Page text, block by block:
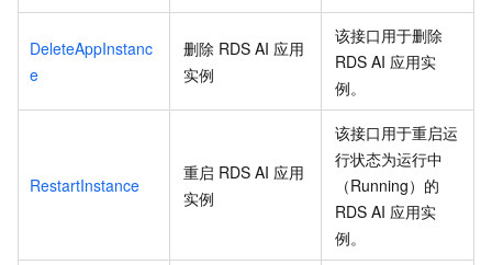
DeleteAppInstanc
e
删除 RDS AI 应用
实例
该接口用于删除
RDS AI 应用实
例。
RestartInstance
重启 RDS AI 应用
实例
该接口用于重启运
行状态为运行中
（Running）的
RDS AI 应用实
例。